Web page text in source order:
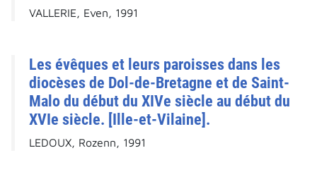
VALLERIE, Even, 1991
Les évêques et leurs paroisses dans les
diocèses de Dol-de-Bretagne et de Saint-
Malo du début du XIVe siècle au début du
XVIe siècle. [Ille-et-Vilaine].
LEDOUX, Rozenn, 1991